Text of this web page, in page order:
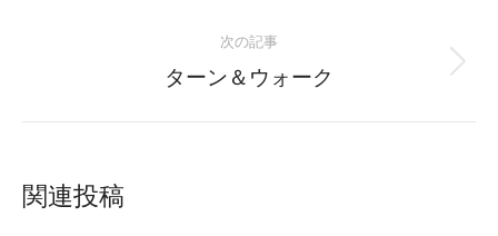
次の記事
Next
ターン＆ウォーク
関連投稿